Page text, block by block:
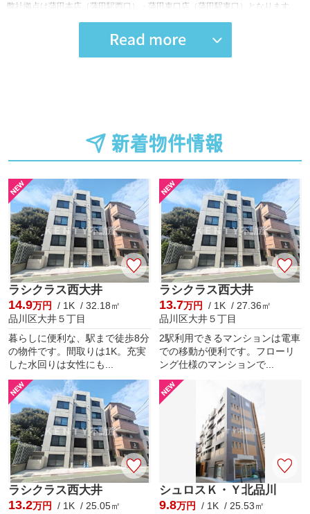
弊社拠点は蒲田本店（蒲田駅西口）・蒲田東口店（蒲田駅東口）となります。
蒲田・大田区エリアの不動産探しはＫＥＮＴＹ不動産へお任せください。
賃貸仲介を専業にしてきたスタッフが多数在籍しております。
お客さま、家主さまとの信頼関係を築く仲介ができるようにスタッフ一同心掛
に考え理想に近い不動産をご紹介させていただきます。
当社ではクレジットカードで契約金決済可能です。ご要望等ございましたら、
まずはご相談ください。
皆さまのご来店心よりお待ちしております。
【大田区蒲田駅周辺のご紹介】
大田区は東京23区で人口が3番目となり、人口増加ランキングでも3番目に多い
地域です。
人口の多い理由として、子育て支援に力を入れていることがあげられます。大
田区には、幼稚園・保育園・中学校までの教育施設がそろっています。
また、「子ども家庭支援施策・ひとり親家庭支援施策」も実施しており、子育
て中のファミリー向けの支援が充実しています。2022年には保育園の待機児童
0を2年連続で達成しています。
このように大田区は子育てにやさしい街づくりに取り組んでいます。
蒲田駅周辺は子育て中のファミリーにとてもおすすめのエリアです。
大田区では蒲田駅が人気です。
人気の理由として、蒲田駅ではＪＲ京浜東北線、東急多摩川線、東急池上線、
約10分歩けば京急蒲田駅が使用でき、京浜急行本線、京浜急行空港線、最大5
路線等の多くの鉄道や駅を使用可能なことがあげられます。
京浜東北線は始発電車があり座って通勤できます。
蒲田駅は、羽田空港へのアクセスも良く、東口からは羽田空港直通のバスもあ
ります。
都心にも空港にも近いのはここ蒲田だけです。
ラシクラス西大井
14.9万円
/ 1K / 32.18㎡
品川区大井５丁目
暮らしに便利な、駅まで徒歩8分
の物件です。間取りは1K。充実
した水回りは女性にも...
ラシクラス西大井
13.7万円
/ 1K / 27.36㎡
品川区大井５丁目
2駅利用できるマンションは電車
での移動が便利です。フローリ
ング仕様のマンションで...
ラシクラス西大井
13.2万円
/ 1K / 25.05㎡
シュロスＫ・Ｙ北品川
9.8万円
/ 1K / 25.53㎡